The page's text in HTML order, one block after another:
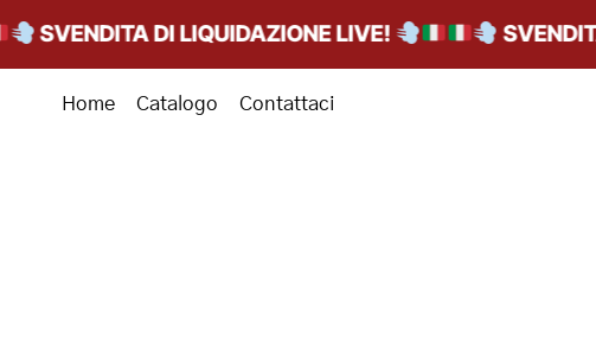
DI LIQUIDAZIONE LIVE! SVENDITA
Home Catalogo Contattaci